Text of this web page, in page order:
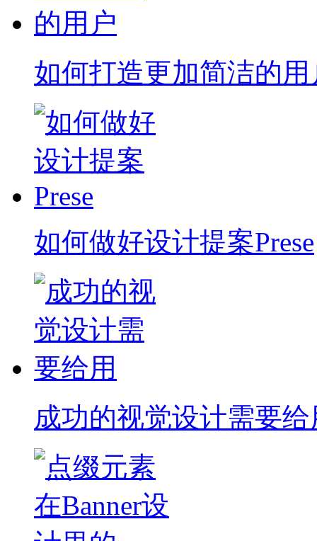
如何打造更加简洁的用
如何做好设计提案Prese
成功的视觉设计需要给